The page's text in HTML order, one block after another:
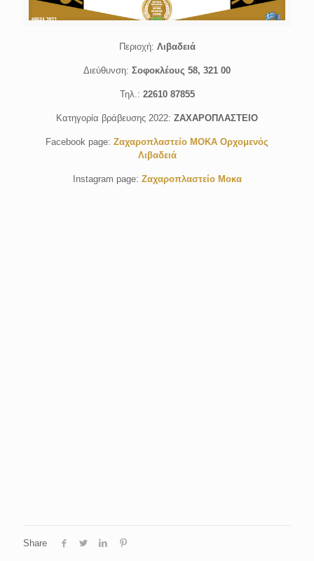
Περιοχή: Λιβαδειά
Διεύθυνση: Σοφοκλέους 58, 321 00
Τηλ.: 22610 87855
Κατηγορία βράβευσης 2022: ΖΑΧΑΡΟΠΛΑΣΤΕΙΟ
Facebook page: Ζαχαροπλαστείο ΜΟΚΑ Ορχομενός
Λιβαδειά
Instagram page: Ζαχαροπλαστείο Μοκα
Share